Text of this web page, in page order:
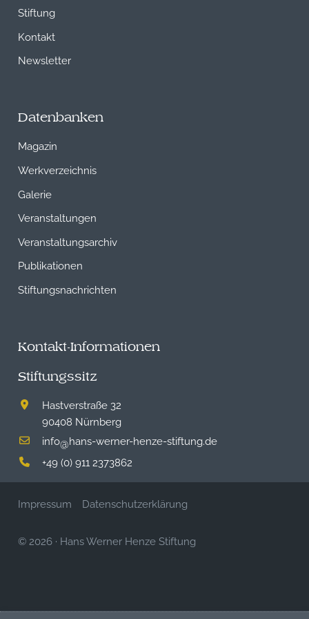
Stiftung
Kontakt
Newsletter
Datenbanken
Magazin
Werkverzeichnis
Galerie
Veranstaltungen
Veranstaltungsarchiv
Publikationen
Stiftungsnachrichten
Kontakt-Informationen
Stiftungssitz
Hastverstraße 32
90408 Nürnberg
info@hans-werner-henze-stiftung.de
+49 (0) 911 2373862
Impressum Datenschutzerklärung
© 2026 · Hans Werner Henze Stiftung